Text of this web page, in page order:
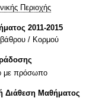
Περιοχής
2011-2015
/ Κορμού
με πρόσωπο
Διάθεση Μαθήματος